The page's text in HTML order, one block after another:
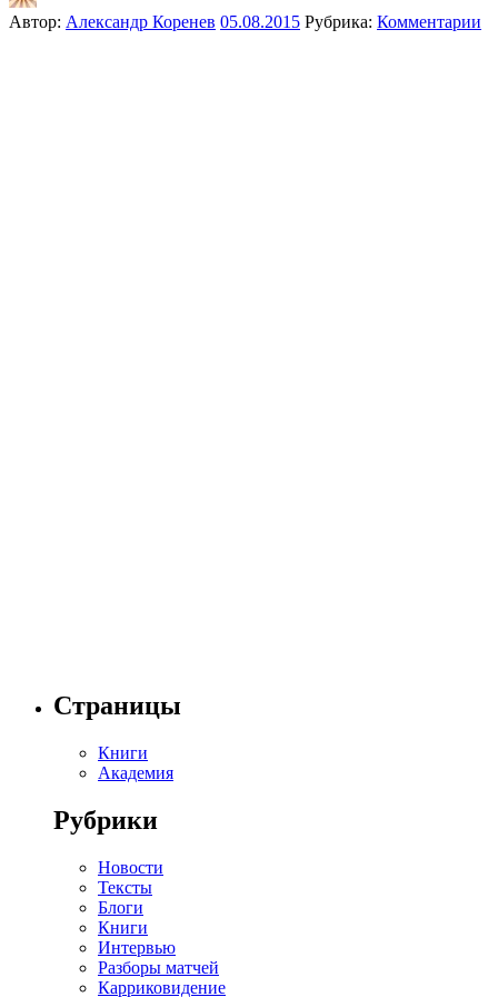
Автор: Александр Коренев 05.08.2015 Рубрика: Комментарии
Страницы
Книги
Академия
Рубрики
Новости
Тексты
Блоги
Книги
Интервью
Разборы матчей
Карриковидение